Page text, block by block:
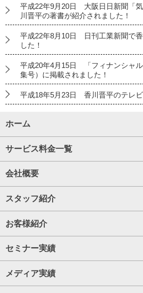
平成22年9月20日 大阪日日新聞「
川晋平の著書が紹介されました！
平成22年8月10日 日刊工業新聞で
した！
平成20年4月15日 「フィナンシャ
集号）に掲載されました！
平成18年5月23日 香川晋平のテレビ
ホーム
サービス料金一覧
会社概要
スタッフ紹介
お客様紹介
セミナー実績
メディア実績